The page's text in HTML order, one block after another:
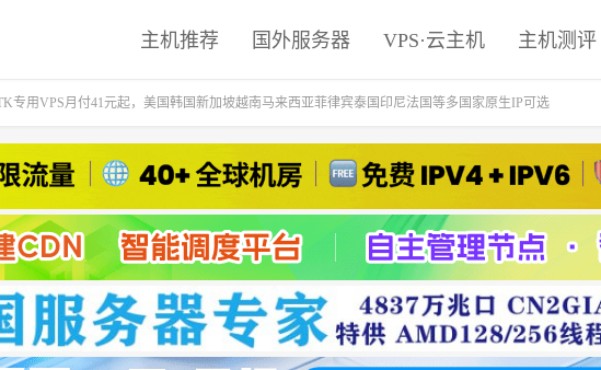
主机推荐 国外服务器 VPS·云主机 主机测评
专用VPS月付41元起，美国韩国新加坡越南马来西亚菲律宾泰国印尼法国等多国家原生IP可选